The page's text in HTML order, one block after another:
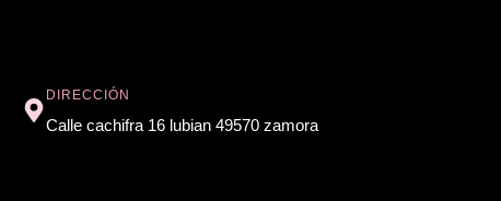
DIRECCIÓN
Calle cachifra 16 lubian 49570 zamora